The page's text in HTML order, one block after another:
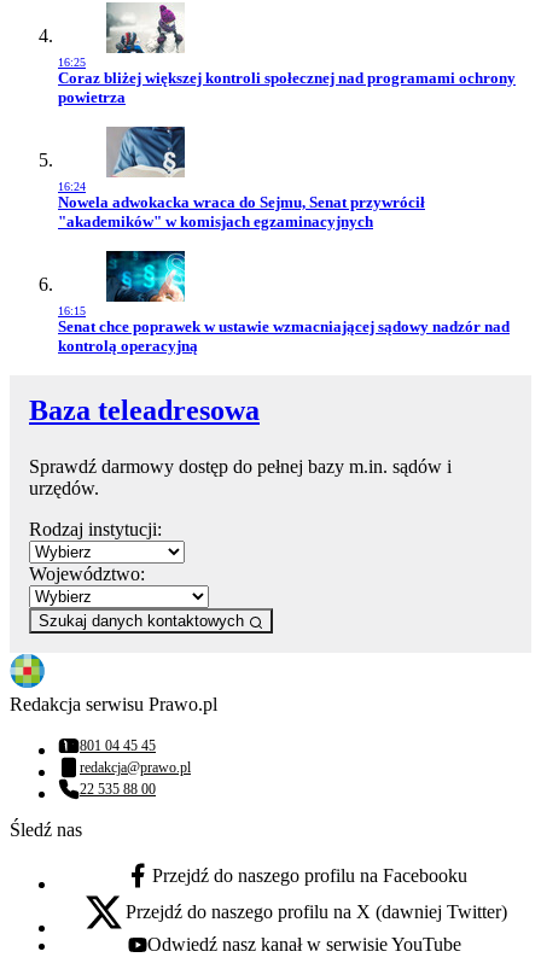
16:25
Przejdź do artykułu:
Coraz bliżej większej kontroli społecznej nad programami ochrony
powietrza
16:24
Przejdź do artykułu:
Nowela adwokacka wraca do Sejmu, Senat przywrócił
"akademików" w komisjach egzaminacyjnych
16:15
Przejdź do artykułu:
Senat chce poprawek w ustawie wzmacniającej sądowy nadzór nad
kontrolą operacyjną
Baza teleadresowa
Sprawdź darmowy dostęp do pełnej bazy m.in. sądów i
urzędów.
Rodzaj instytucji:
Województwo:
Szukaj danych kontaktowych
Redakcja serwisu Prawo.pl
Numer telefonu:
801 04 45 45
Adres email:
redakcja@prawo.pl
Numer telefonu:
22 535 88 00
Śledź nas
facebook - otwiera się w nowej karcie
Przejdź do naszego profilu na Facebooku
x - otwiera się w nowej karcie
Przejdź do naszego profilu na X (dawniej Twitter)
youtube - otwiera się w nowej karcie
Odwiedź nasz kanał w serwisie YouTube